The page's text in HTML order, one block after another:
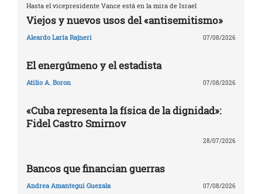
Hasta el vicepresidente Vance está en la mira de Israel
Viejos y nuevos usos del «antisemitismo»
Aleardo Laría Rajneri 07/08/2026
El energúmeno y el estadista
Atilio A. Boron 07/08/2026
«Cuba representa la física de la dignidad»:
Fidel Castro Smirnov
28/07/2026
Bancos que financian guerras
Andrea Amantegui Guezala 07/08/2026